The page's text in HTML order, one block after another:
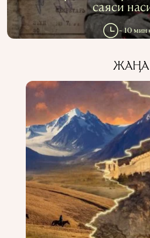
АҚПАРАТТЫ
ҚҰПИЯЛЫЛЫҚ
QALAM
саяси
~ 10 мин
ЖАҢА